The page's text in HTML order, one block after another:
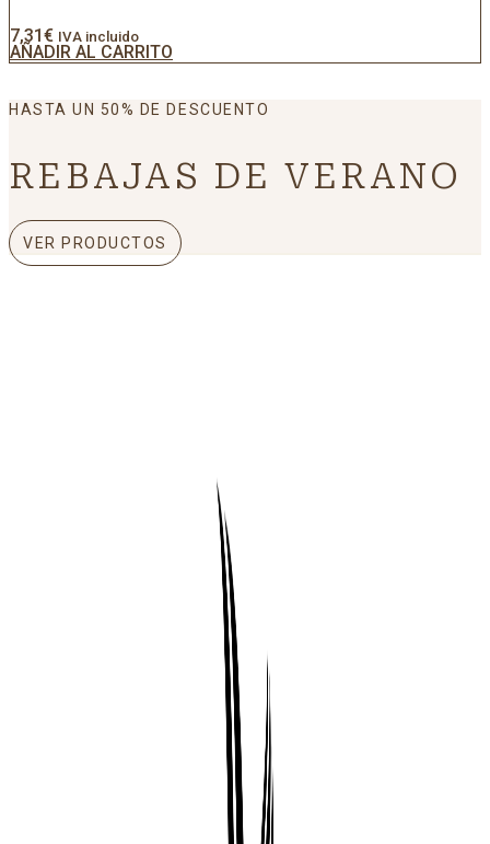
7,31 € IVA incluido
AÑADIR AL CARRITO
HASTA UN 50% DE DESCUENTO
REBAJAS DE VERANO
VER PRODUCTOS